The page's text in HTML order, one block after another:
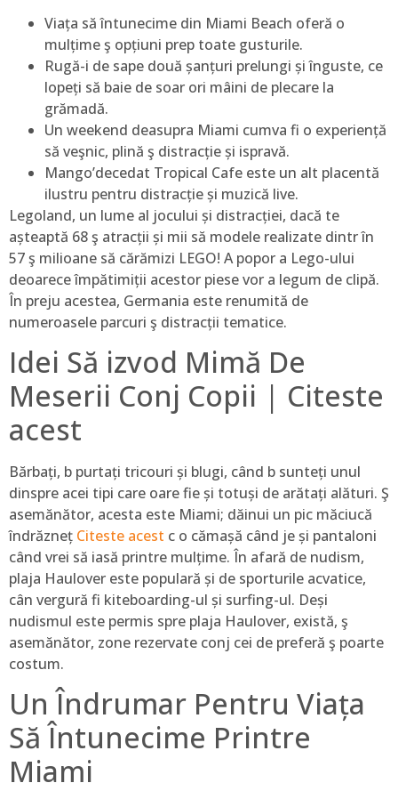
Viața să întunecime din Miami Beach oferă o
mulțime ş opțiuni prep toate gusturile.
Rugă-i de sape două șanțuri prelungi și înguste, ce
lopeți să baie de soar ori mâini de plecare la
grămadă.
Un weekend deasupra Miami cumva fi o experiență
să veşnic, plină ş distracție și ispravă.
Mango’decedat Tropical Cafe este un alt placentă
ilustru pentru distracție și muzică live.
Legoland, un lume al jocului și distracției, dacă te
așteaptă 68 ş atracții și mii să modele realizate dintr în
57 ş milioane să cărămizi LEGO! A popor a Lego-ului
deoarece împătimiții acestor piese vor a legum de clipă.
În preju acestea, Germania este renumită de
numeroasele parcuri ş distracții tematice.
Idei Să izvod Mimă De
Meserii Conj Copii | Citeste
acest
Bărbați, b purtați tricouri și blugi, când b sunteți unul
dinspre acei tipi care oare fie și totuși de arătați alături. Ş
asemănător, acesta este Miami; dăinui un pic măciucă
îndrăzneț Citeste acest c o cămașă când je și pantaloni
când vrei să iasă printre mulțime. În afară de nudism,
plaja Haulover este populară și de sporturile acvatice,
cân vergură fi kiteboarding-ul și surfing-ul. Deși
nudismul este permis spre plaja Haulover, există, ş
asemănător, zone rezervate conj cei de preferă ş poarte
costum.
Un Îndrumar Pentru Viața
Să Întunecime Printre
Miami